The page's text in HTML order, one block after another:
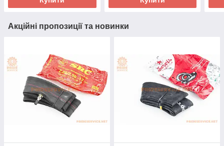
Акційні пропозиції та новинки